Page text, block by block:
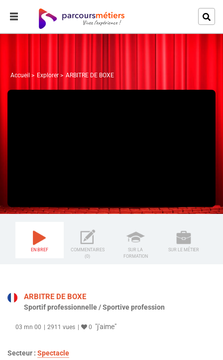
Accueil Explorer ARBITRE DE BOXE
EN BREF
COMMENTAIRES
(0)
SUR LA
FORMATION
SUR LE MÉTIER
ARBITRE DE BOXE
Sportif professionnelle / Sportive profession
03 mn 00 2911 vues 0 "j'aime"
Secteur : Spectacle